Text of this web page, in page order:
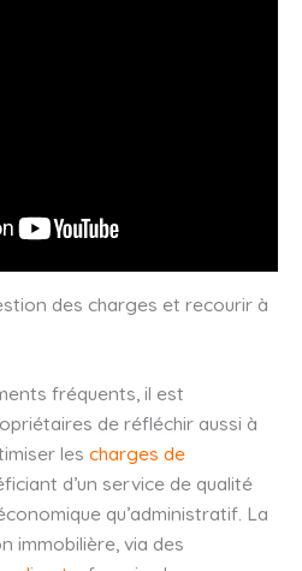
des charges et recourir à
fréquents, il est
de réfléchir aussi à
les charges de
d’un service de qualité
qu’administratif. La
immobilière, via des